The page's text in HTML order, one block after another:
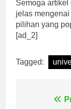
Semoga artikel
jelas
pilihan yang
[ad_2]
Tagged: